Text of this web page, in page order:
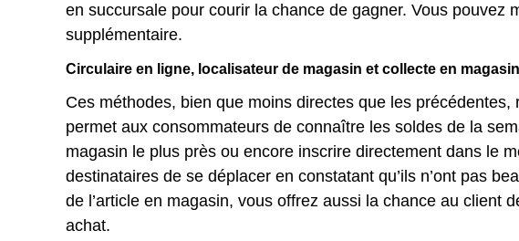
en succursale pour courir la chance de gagner. Vous pouvez
supplémentaire.
Circulaire en ligne, localisateur de magasin et collecte en magasin
Ces méthodes, bien que moins directes que les
permet aux consommateurs de connaître les soldes de la
magasin le plus près ou encore inscrire directement dans le
destinataires de se déplacer en constatant qu’ils n’ont pas
de l’article en magasin, vous offrez aussi la chance au client
achat.